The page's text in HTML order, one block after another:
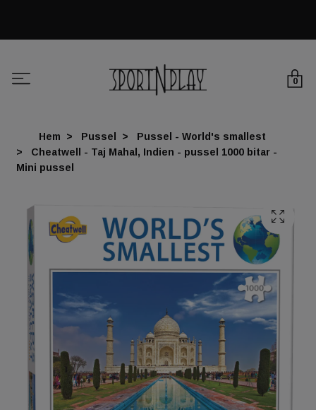
0
Hem Pussel
Pussel - World's smallest
Cheatwell - Taj Mahal, Indien - pussel 1000 bitar -
Mini pussel